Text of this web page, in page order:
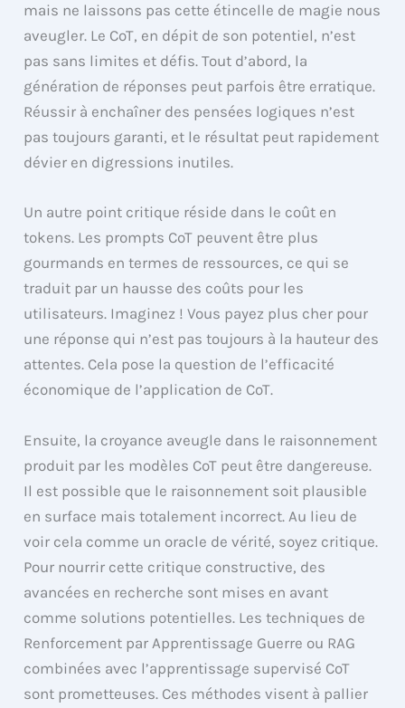
mais ne laissons pas cette étincelle de magie nous
aveugler. Le CoT, en dépit de son potentiel, n’est
pas sans limites et défis. Tout d’abord, la
génération de réponses peut parfois être erratique.
Réussir à enchaîner des pensées logiques n’est
pas toujours garanti, et le résultat peut rapidement
dévier en digressions inutiles.
Un autre point critique réside dans le coût en
tokens. Les prompts CoT peuvent être plus
gourmands en termes de ressources, ce qui se
traduit par un hausse des coûts pour les
utilisateurs. Imaginez ! Vous payez plus cher pour
une réponse qui n’est pas toujours à la hauteur des
attentes. Cela pose la question de l’efficacité
économique de l’application de CoT.
Ensuite, la croyance aveugle dans le raisonnement
produit par les modèles CoT peut être dangereuse.
Il est possible que le raisonnement soit plausible
en surface mais totalement incorrect. Au lieu de
voir cela comme un oracle de vérité, soyez critique.
Pour nourrir cette critique constructive, des
avancées en recherche sont mises en avant
comme solutions potentielles. Les techniques de
Renforcement par Apprentissage Guerre ou RAG
combinées avec l’apprentissage supervisé CoT
sont prometteuses. Ces méthodes visent à pallier